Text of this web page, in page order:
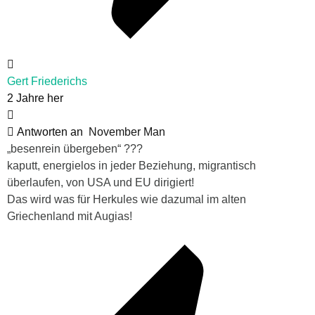
Gert Friederichs
2 Jahre her
Antworten an
November Man
„besenrein übergeben“ ???
kaputt, energielos in jeder Beziehung, migrantisch
überlaufen, von USA und EU dirigiert!
Das wird was für Herkules wie dazumal im alten
Griechenland mit Augias!